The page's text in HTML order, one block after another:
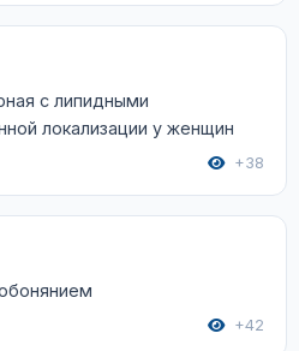
с липидными
локализации у женщин
+38
+42